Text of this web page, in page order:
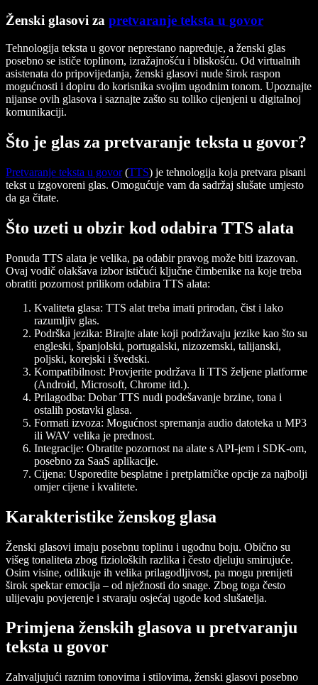
Ženski glasovi za pretvaranje teksta u govor
Tehnologija teksta u govor neprestano napreduje, a ženski glas
posebno se ističe toplinom, izražajnošću i bliskošću. Od virtualnih
asistenata do pripovijedanja, ženski glasovi nude širok raspon
mogućnosti i dopiru do korisnika svojim ugodnim tonom. Upoznajte
nijanse ovih glasova i saznajte zašto su toliko cijenjeni u digitalnoj
komunikaciji.
Što je glas za pretvaranje teksta u govor?
Pretvaranje teksta u govor(TTS) je tehnologija koja pretvara pisani
tekst u izgovoreni glas. Omogućuje vam da sadržaj slušate umjesto
da ga čitate.
Što uzeti u obzir kod odabira TTS alata
Ponuda TTS alata je velika, pa odabir pravog može biti izazovan.
Ovaj vodič olakšava izbor ističući ključne čimbenike na koje treba
obratiti pozornost prilikom odabira TTS alata:
Kvaliteta glasa: TTS alat treba imati prirodan, čist i lako
razumljiv glas.
Podrška jezika: Birajte alate koji podržavaju jezike kao što su
engleski, španjolski, portugalski, nizozemski, talijanski,
poljski, korejski i švedski.
Kompatibilnost: Provjerite podržava li TTS željene platforme
(Android, Microsoft, Chrome itd.).
Prilagodba: Dobar TTS nudi podešavanje brzine, tona i
ostalih postavki glasa.
Formati izvoza: Mogućnost spremanja audio datoteka u MP3
ili WAV velika je prednost.
Integracije: Obratite pozornost na alate s API-jem i SDK-om,
posebno za SaaS aplikacije.
Cijena: Usporedite besplatne i pretplatničke opcije za najbolji
omjer cijene i kvalitete.
Karakteristike ženskog glasa
Ženski glasovi imaju posebnu toplinu i ugodnu boju. Obično su
višeg tonaliteta zbog fizioloških razlika i često djeluju smirujuće.
Osim visine, odlikuje ih velika prilagodljivost, pa mogu prenijeti
širok spektar emocija – od nježnosti do snage. Zbog toga često
ulijevaju povjerenje i stvaraju osjećaj ugode kod slušatelja.
Primjena ženskih glasova u pretvaranju
teksta u govor
Zahvaljujući raznim tonovima i stilovima, ženski glasovi posebno